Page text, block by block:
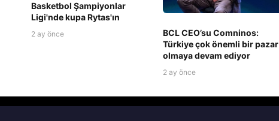
Basketbol Şampiyonlar
Ligi'nde kupa Rytas'ın
2 ay önce
BCL CEO’su Comninos:
Türkiye çok önemli bir pazar
olmaya devam ediyor
2 ay önce